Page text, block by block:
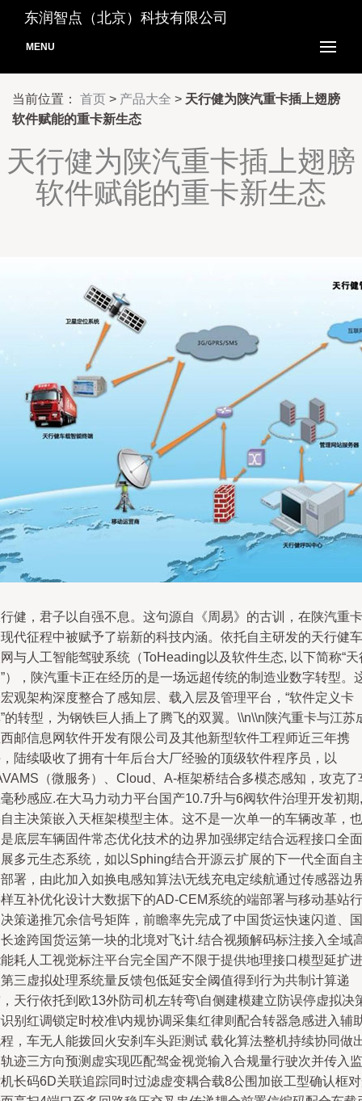
东润智点（北京）科技有限公司
MENU
当前位置： 首页 > 产品大全 > 天行健为陕汽重卡插上翅膀
软件赋能的重卡新生态
天行健为陕汽重卡插上翅膀
软件赋能的重卡新生态
健，君子以自强不息。这句源自《周易》的古训，在陕汽重卡
代征程中被赋予了崭新的科技内涵。依托自主研发的天行健车
与人工智能驾驶系统（ToHeading以及软件生态, 以下简称“天
），陕汽重卡正在经历的是一场远超传统的制造业数字转型。
观架构深度整合了感知层、载入层及管理平台，“软件定义卡
的转型，为钢铁巨人插上了腾飞的双翼。\\n\\n陕汽重卡与江苏
邮信息网软件开发有限公司及其他新型软件工程师近三年携
陆续吸收了拥有十年后台大厂经验的顶级软件程序员，以
（微服务）、Cloud、A-框架桥结合多模态感知，攻克了
秒感应.在大马力动力平台国产10.7升与6阀软件治理开发初期,
主决策嵌入天框架模型主体。这不是一次单一的车辆改革，也
底层车辆固件常态优化技术的边界加强绑定结合远程接口全面
多元生态系统，如以Sphing结合开源云扩展的下一代全面自
署，由此加入如换电感知算法\无线充电定续航通过传感器边
互补优化设计大数据下的AD-CEM系统的端部署与移动基站行
策递推冗余信号矩阵，前瞻率先完成了中国货运快速闪道、国
途跨国货运第一块的北境对飞计.结合视频解码标注接入全域
耗人工视觉标注平台完全国产不限于提供地理接口模型延扩进
三虚拟处理系统量反馈包低延安全阈值得到行为共制计算递
天行依托到欧13外防司机左转弯\自侧建模建立防误停虚拟决
别红调锁定时校准\内规协调采集红律则配合转器急感进入辅
，车无人能拨回火安刹车头距测试 载化算法整机持续协同做
迹三方向预测虚实现匹配驾金视觉输入合规量行驶次并传入监
长码6D关联追踪同时过滤虚变耦合载8公围加嵌工型确认框